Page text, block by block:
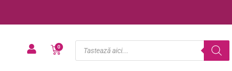
0
Cart
Products
search